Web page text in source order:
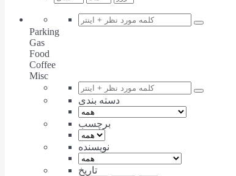
Parking
Gas
Food
Coffee
Misc
دسته بندی
برچسب
نویسنده
تاریخ